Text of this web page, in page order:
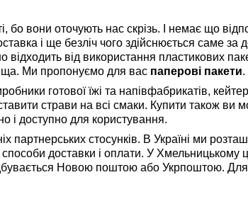
бо вони оточують нас скрізь. І немає що
і ще безліч чого здійснюється саме за
від використання пластикових
Ми пропонуємо для вас паперові пакети.
готової їжі та напівфабрикатів,
страви на всі смаки. Купити також ви
і доступно для користування.
стосунків. В Україні ми
доставки і оплати. У Хмельницькому
Новою поштою або Укрпоштою. Для